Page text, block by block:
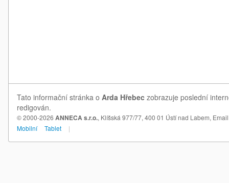
Tato informační stránka o Arda Hřebec zobrazuje poslední
redigován.
© 2000-2026 ANNECA s.r.o., Klíšská 977/77, 400 01 Ústí nad Labem,
Mobilní
Tablet |